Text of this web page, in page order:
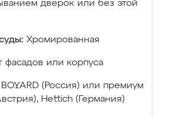
дверок или без этой
Хромированная
фасадов или корпуса
BOYARD (Россия) или премиум
Hettich (Германия)